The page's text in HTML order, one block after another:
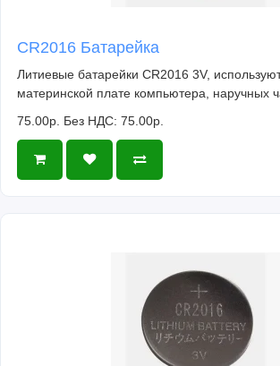
CR2016 Батарейка
Литиевые батарейки CR2016 3V,
материнской плате компьютера, наручных
75.00р. Без НДС: 75.00р.